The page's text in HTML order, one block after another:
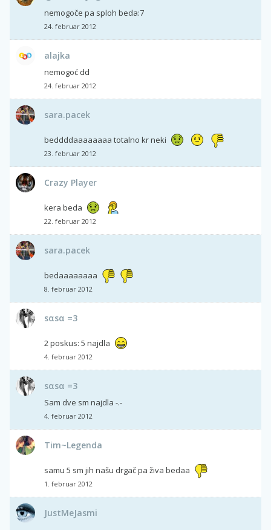
nemogoče pa sploh beda:7
24. februar 2012
alajka
nemogoć dd
24. februar 2012
sara.pacek
beddddaaaaaaaa totalno kr neki
23. februar 2012
Crazy Player
kera beda
22. februar 2012
sara.pacek
bedaaaaaaaa
8. februar 2012
sαsα =3
2 poskus: 5 najdla
4. februar 2012
sαsα =3
Sam dve sm najdla -.-
4. februar 2012
Tim~Legenda
samu 5 sm jih našu drgač pa živa bedaa
1. februar 2012
JustMeJasmi